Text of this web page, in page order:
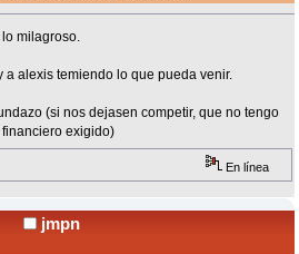
milagroso.
a alexis temiendo lo que pueda venir.
(si nos dejasen competir, que no tengo
exigido)
En línea
jmpn